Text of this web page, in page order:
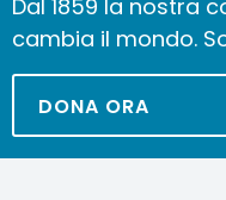
Dal 1859 la nostra
cambia il mondo.
DONA ORA